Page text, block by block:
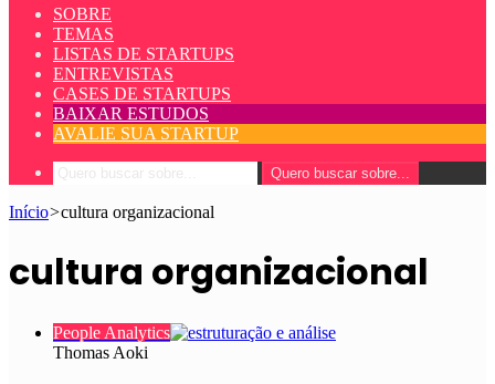
SOBRE
TEMAS
LISTAS DE STARTUPS
ENTREVISTAS
CASES DE STARTUPS
BAIXAR ESTUDOS
AVALIE SUA STARTUP
Quero buscar sobre...
Início>cultura organizacional
cultura organizacional
People Analytics
Thomas Aoki